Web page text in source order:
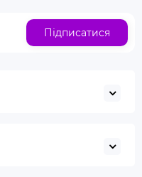
Підписатися